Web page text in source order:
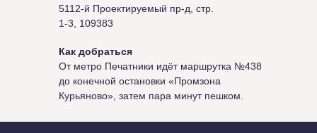
5112-й Проектируемый пр-д, стр.
1-3, 109383
Как добраться
От метро Печатники идёт маршрутка №438
до конечной остановки «Промзона
Курьяново», затем пара минут пешком.